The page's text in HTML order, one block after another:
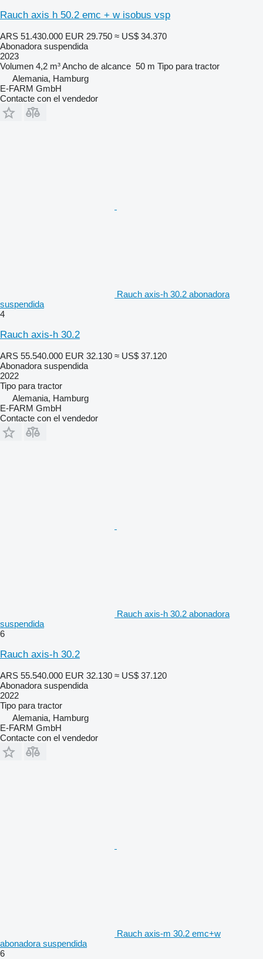
Rauch axis h 50.2 emc + w isobus vsp
ARS 51.430.000 EUR 29.750 ≈ US$ 34.370
Abonadora suspendida
2023
Volumen 4,2 m³Ancho de alcance 50 m Tipo para tractor
Alemania, Hamburg
E-FARM GmbH
Contacte con el vendedor
Rauch axis-h 30.2 abonadora
suspendida
4
Rauch axis-h 30.2
ARS 55.540.000 EUR 32.130 ≈ US$ 37.120
Abonadora suspendida
2022
Tipo para tractor
Alemania, Hamburg
E-FARM GmbH
Contacte con el vendedor
Rauch axis-h 30.2 abonadora
suspendida
6
Rauch axis-h 30.2
ARS 55.540.000 EUR 32.130 ≈ US$ 37.120
Abonadora suspendida
2022
Tipo para tractor
Alemania, Hamburg
E-FARM GmbH
Contacte con el vendedor
Rauch axis-m 30.2 emc+w
abonadora suspendida
6